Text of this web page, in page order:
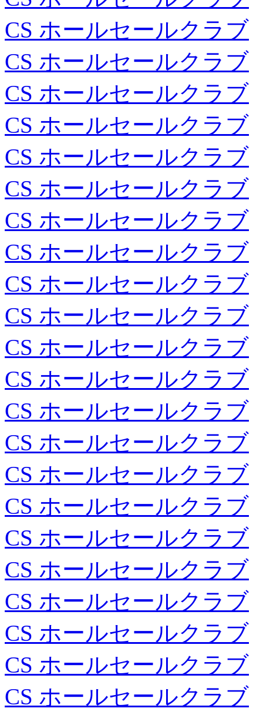
CS ホールセールクラブ
CS ホールセールクラブ
CS ホールセールクラブ
CS ホールセールクラブ
CS ホールセールクラブ
CS ホールセールクラブ
CS ホールセールクラブ
CS ホールセールクラブ
CS ホールセールクラブ
CS ホールセールクラブ
CS ホールセールクラブ
CS ホールセールクラブ
CS ホールセールクラブ
CS ホールセールクラブ
CS ホールセールクラブ
CS ホールセールクラブ
CS ホールセールクラブ
CS ホールセールクラブ
CS ホールセールクラブ
CS ホールセールクラブ
CS ホールセールクラブ
CS ホールセールクラブ